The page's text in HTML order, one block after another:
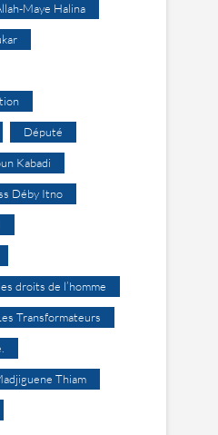
Maye Halina
Député
Kabadi
Déby Itno
droits de l’homme
Transformateurs
Thiam